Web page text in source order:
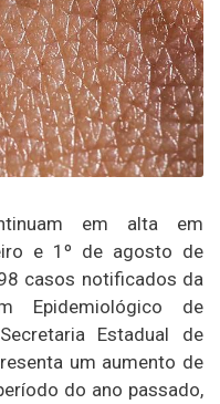
em alta em
e 1º de agosto de
casos notificados da
Epidemiológico de
Estadual de
um aumento de
do ano passado,